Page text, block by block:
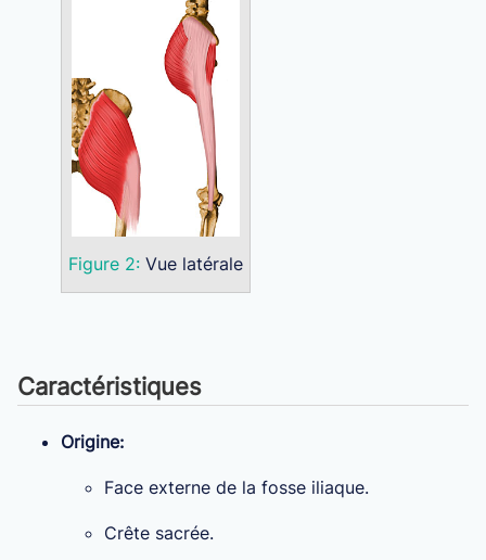
Figure 2: Vue latérale
Caractéristiques
Origine:
Face externe de la fosse iliaque.
Crête sacrée.